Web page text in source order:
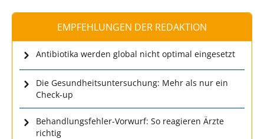
EMPFEHLUNGEN DER REDAKTION
Antibiotika werden global nicht optimal eingesetzt
Die Gesundheitsuntersuchung: Mehr als nur ein
Check-up
Behandlungsfehler-Vorwurf: So reagieren Ärzte
richtig